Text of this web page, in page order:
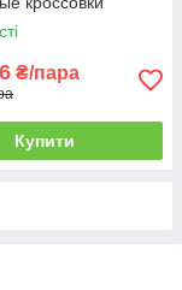
₴/пара
Купити